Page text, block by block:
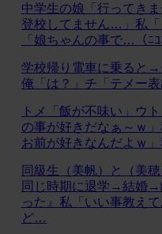
中学生の娘「行ってき
登校してません…」私
「娘ちゃんの事で…（ﾆｺ
学校帰り電車に乗ると→
俺「は？」チ「テメー表
トメ「飯が不味い」ウ
の事が好きだなぁ～ｗ
お前が好きなんだよｗ
同級生（美帆）と（美
同じ時期に退学→結婚
った』私「いい事教え
ど…